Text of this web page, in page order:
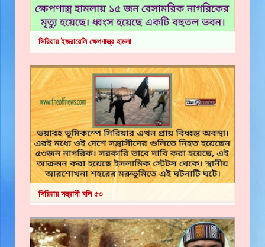
সিরিয়ায় ইজরায়েলি ক্ষেপণাস্ত্র হামলা
সিরিয়ায় সন্ত্রাসী বলি ৫৩